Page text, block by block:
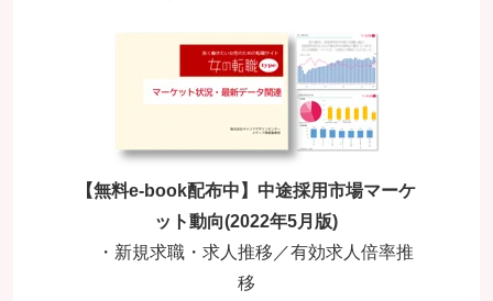
【無料e-book配布中】中途採用市場マーケ
ット動向(2022年5月版)
・新規求職・求人推移／有効求人倍率推
移